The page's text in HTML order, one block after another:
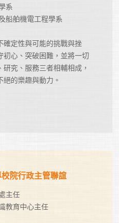
系
船舶機電工程學系
確定性與可能的挑戰與挫
初心、突破困難，並將一切
究、服務三者相輔相成，
的樂趣與動力。
院行政主管聯誼
主任
教育中心主任